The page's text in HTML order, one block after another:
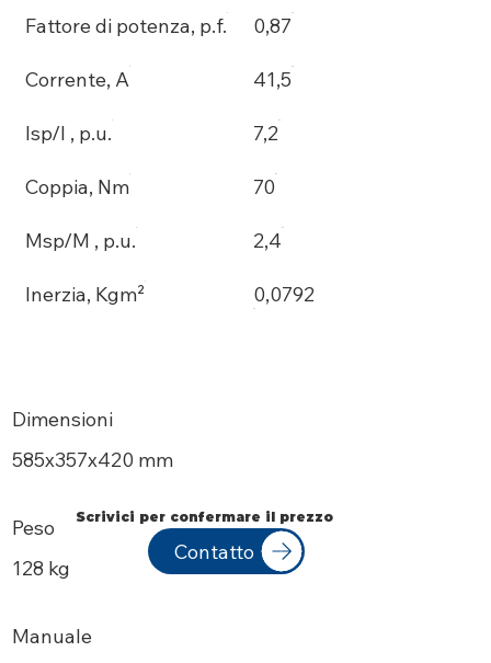
Fattore di potenza, p.f. 0,87
Corrente, A 41,5
Isp/I , p.u. 7,2
Coppia, Nm 70
Msp/M , p.u. 2,4
Inerzia, Kgm² 0,0792
Dimensioni
585х357x420 mm
Peso
128 kg
Manuale
Scrivici per confermare il prezzo
Contatto